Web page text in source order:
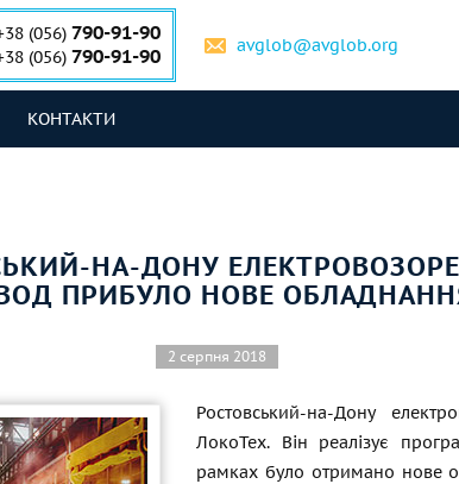
(056) 790-91-90
(056) 790-91-90 avglob@avglob.org
КОНТАКТИ
НА-ДОНУ
ПРИБУЛО НОВЕ
2 серпня 2018
Ростовський-на-Дону
ЛокоТех. Він реалізує
рамках було отримано нове